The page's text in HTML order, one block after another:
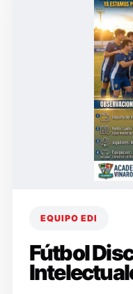
EQUIPO EDI
Fútbol